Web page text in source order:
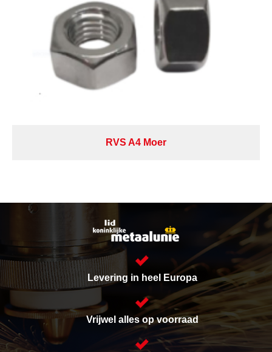
RVS A4 Moer
Levering in heel Europa
Vrijwel alles op voorraad